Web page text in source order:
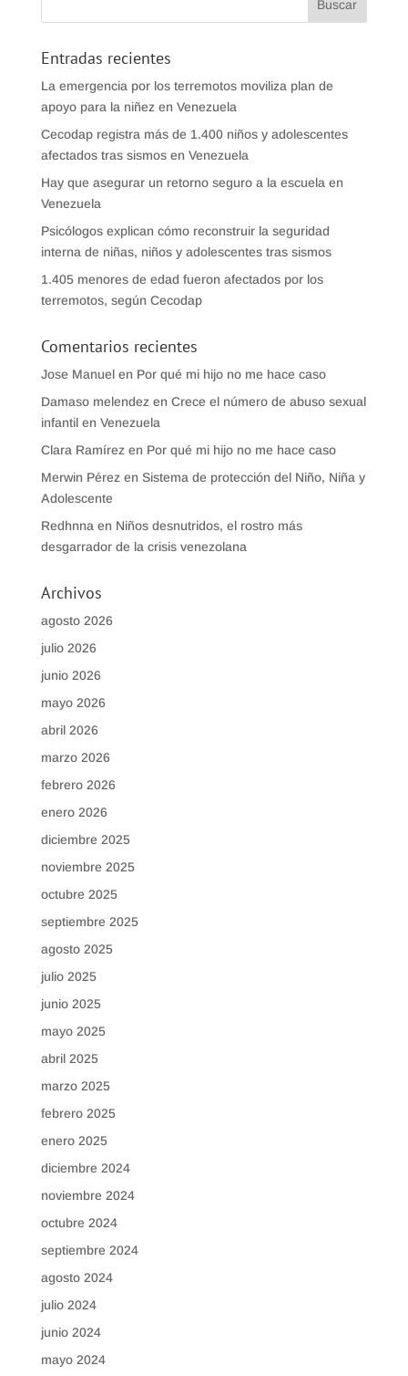
Entradas recientes
La emergencia por los terremotos moviliza plan de
apoyo para la niñez en Venezuela
Cecodap registra más de 1.400 niños y adolescentes
afectados tras sismos en Venezuela
Hay que asegurar un retorno seguro a la escuela en
Venezuela
Psicólogos explican cómo reconstruir la seguridad
interna de niñas, niños y adolescentes tras sismos
1.405 menores de edad fueron afectados por los
terremotos, según Cecodap
Comentarios recientes
Jose Manuelen Por qué mi hijo no me hace caso
Damaso melendez en Crece el número de abuso sexual
infantil en Venezuela
Clara Ramírez en Por qué mi hijo no me hace caso
Merwin Pérez en Sistema de protección del Niño, Niña y
Adolescente
Redhnna en Niños desnutridos, el rostro más
desgarrador de la crisis venezolana
Archivos
agosto 2026
julio 2026
junio 2026
mayo 2026
abril 2026
marzo 2026
febrero 2026
enero 2026
diciembre 2025
noviembre 2025
octubre 2025
septiembre 2025
agosto 2025
julio 2025
junio 2025
mayo 2025
abril 2025
marzo 2025
febrero 2025
enero 2025
diciembre 2024
noviembre 2024
octubre 2024
septiembre 2024
agosto 2024
julio 2024
junio 2024
mayo 2024